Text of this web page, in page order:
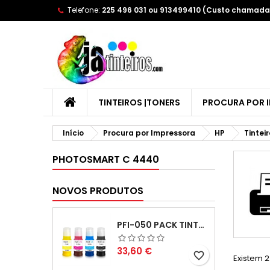
Telefone: 225 496 031 ou 913499410 (Custo
TINTEIROS |TONERS PROCURA POR
Início Procura por Impressora HP
PHOTOSMART C 4440
NOVOS PRODUTOS
PFI-050 PACK TINTAS COMPATIVEIS
Preço
33,60 € favorite_border Existem